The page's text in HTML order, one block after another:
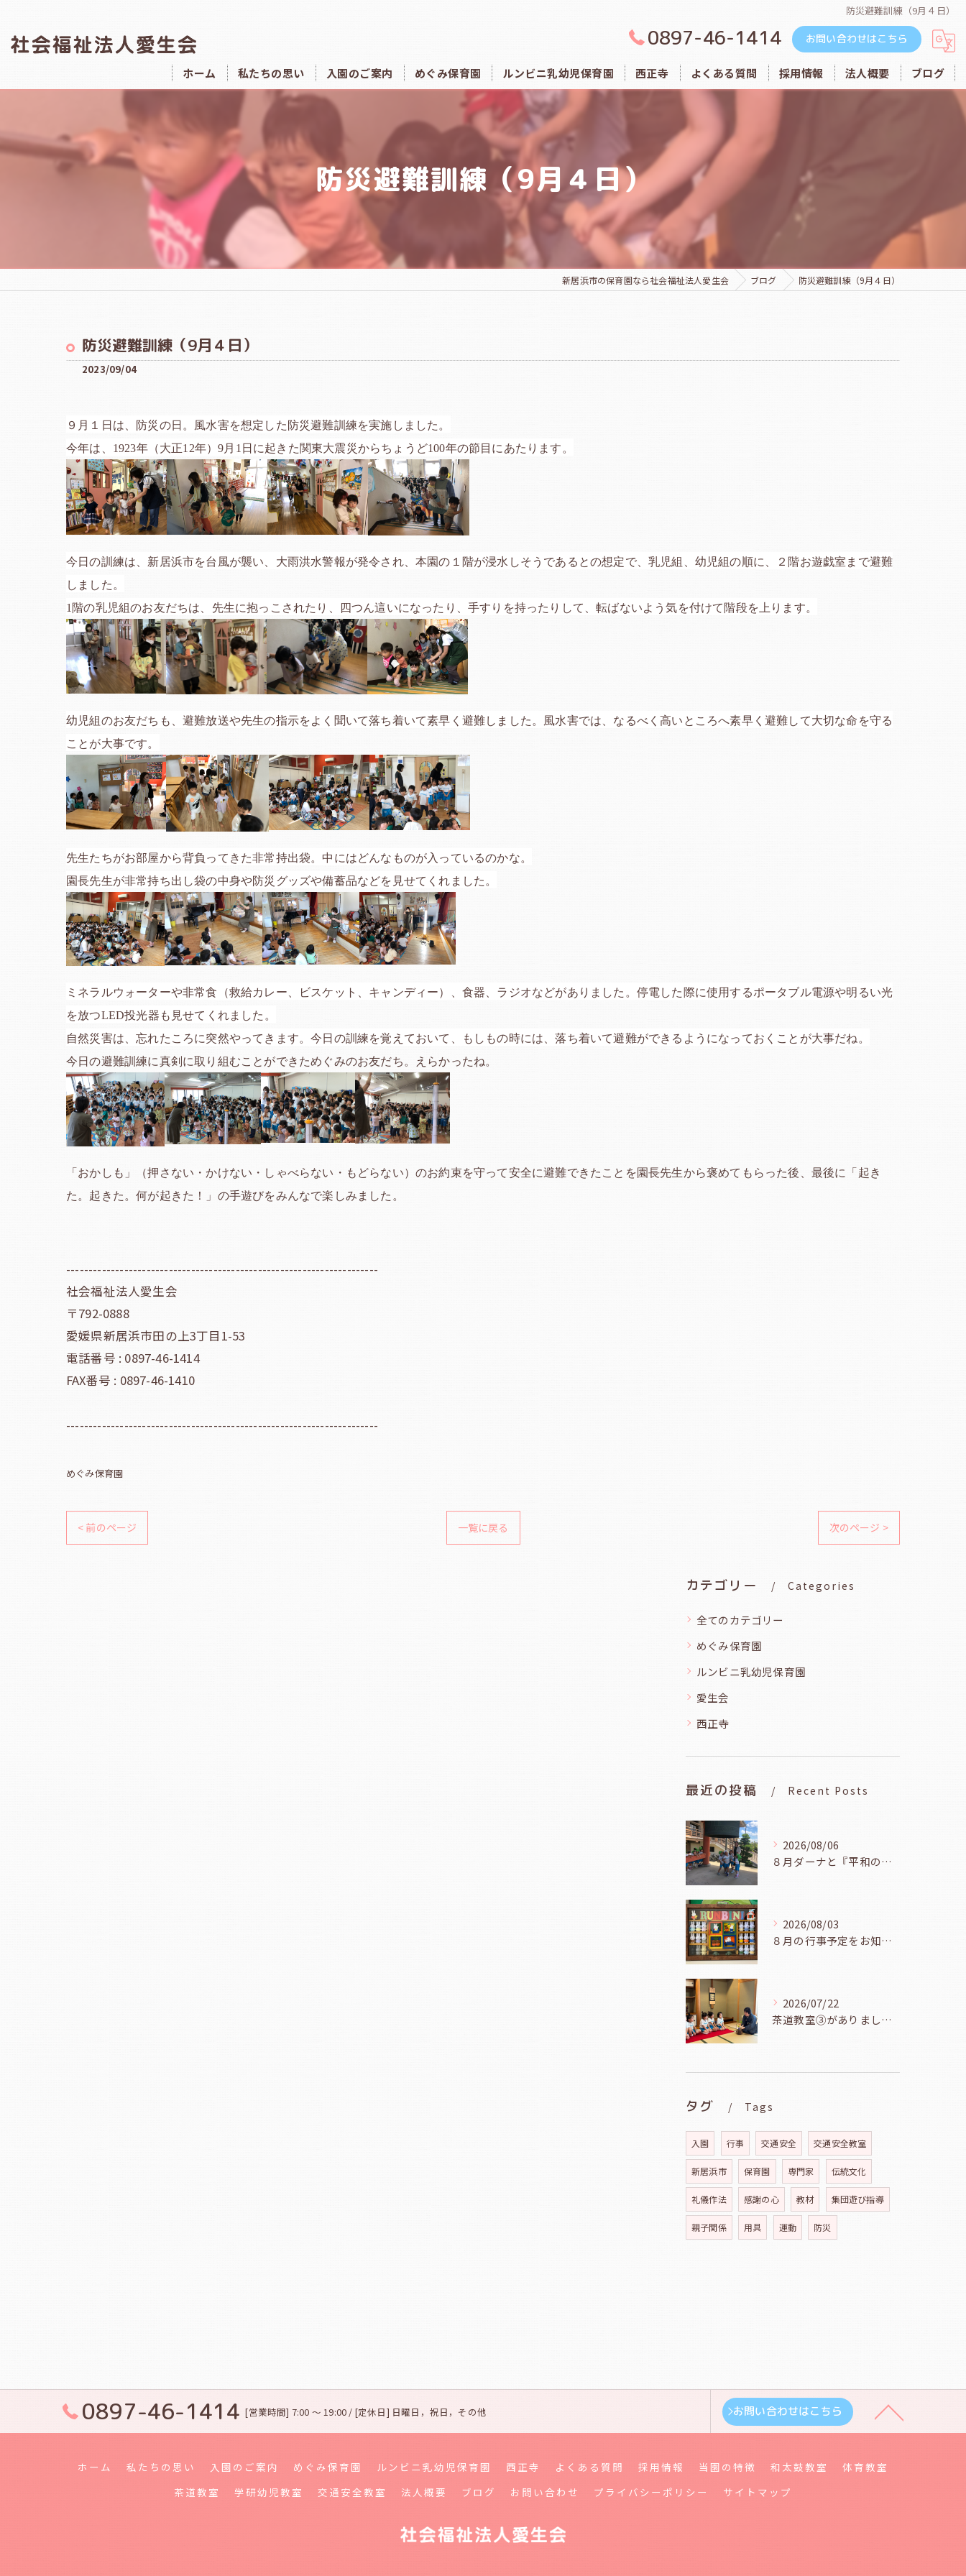
防災避難訓練（9月４日）
0897-46-1414 お問い合わせはこちら
ホーム 私たちの思い 入園のご案内 めぐみ保育園 ルンビニ乳幼児保育園 西正寺 よくある質問 採用情報 法人概要 ブログ
防災避難訓練（9月４日）
新居浜市の保育園なら社会福祉法人愛生会 ブログ 防災避難訓練（9月４日）
防災避難訓練（9月４日）
2023/09/04
９月１日は、
防災の日。風水害を想定した防災避難訓練を実施しました。
今年は、1923年（大正12年）9月1日に起きた関東大震災からちょうど100年の節目にあたります。
今日の訓練は、新居浜市を台風が襲い、大雨洪水警報が発令され、本園の１階が浸水しそうであるとの想定で、乳児組、幼児組の順に、２階お遊戯室まで避難
しました。
1 階の乳児組のお友だちは、先生に抱っこされたり、四つん這いになったり、手すりを持ったりして、転ばないよう気を付けて階段を上ります。
幼児組のお友だちも、避難放送や先生の指示をよく聞いて落ち着いて素早く避難しました。風水害では、なるべく高いところへ素早く避難して大切な命を守る
ことが大事です。
先生たちがお部屋から背負ってきた非常持出袋。中にはどんなものが入っているのかな。
園長先生が非常持ち出し袋の中身や防災グッズや備蓄品などを見せてくれました。
ミネラルウォーターや非常食（救給カレー、ビスケット、キャンディー）、食器、ラジオなどがありました。停電した際に使用するポータブル電源や明るい光
を放つLED投光器も見せてくれました。
自然災害は、忘れたころに突然やってきます。今日の訓練を覚えておいて、もしもの時には、落ち着いて避難ができるようになっておくことが大事だね。
今日の避難訓練に真剣に取り組むことができためぐみのお友だち。えらかったね。
「おかしも」（押さない・かけない・しゃべらない・もどらない）のお約束を守って安全に避難できたことを園長先生から褒めてもらった後、最後に「起き
た。起きた。何が起きた！」の手遊びをみんなで楽しみました。
----------------------------------------------------------------------
社会福祉法人愛生会
〒792-0888
愛媛県新居浜市田の上3丁目1-53
電話番号 : 0897-46-1414
FAX番号 : 0897-46-1410
----------------------------------------------------------------------
めぐみ保育園
< 前のページ 一覧に戻る 次のページ >
カテゴリー Categories
全てのカテゴリー
めぐみ保育園
ルンビニ乳幼児保育園
愛生会
西正寺
最近の投稿 Recent Posts
2026/08/06
８月ダーナと『平和の鐘を鳴らそう』（幼児組、８月６日）
2026/08/03
８月の行事予定をお知らせします
2026/07/22
茶道教室③がありました（年長児、７月２１日）
タグ Tags
入園 行事 交通安全 交通安全教室
新居浜市 保育園 専門家 伝統文化
礼儀作法 感謝の心 教材 集団遊び指導
親子関係 用具 運動 防災
0897-46-1414 [営業時間] 7:00 〜 19:00 / [定休日] 日曜日，祝日，その他 お問い合わせはこちら
ホーム 私たちの思い 入園のご案内 めぐみ保育園 ルンビニ乳幼児保育園 西正寺 よくある質問 採用情報 当園の特徴 和太鼓教室
体育教室
茶道教室
学研幼児教室 交通安全教室 法人概要 ブログ お問い合わせ プライバシーポリシー サイトマップ